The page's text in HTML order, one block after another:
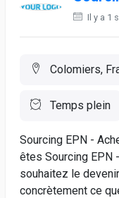
Il y a 1
Colomiers,
Temps plein
Sourcing EPN -
êtes Sourcing EPN
souhaitez le
concrètement ce